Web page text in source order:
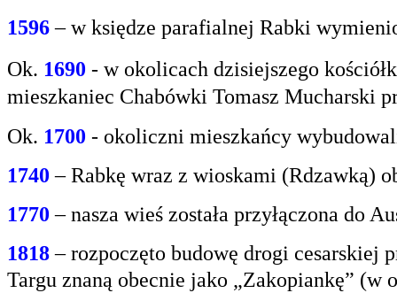
1596– w księdze parafialnej Rabki
Ok. 1690 - w okolicach dzisiejszego
mieszkaniec Chabówki Tomasz Mucharski
Ok. 1700 - okoliczni mieszkańcy
1740 – Rabkę wraz z wioskami (Rdzawką)
1770 – nasza wieś została przyłączona do
1818– rozpoczęto budowę drogi cesarskiej
Targu znaną obecnie jako „Zakopiankę” (w